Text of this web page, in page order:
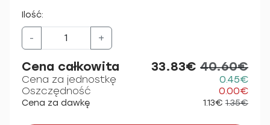
Ilość:
- +
Cena całkowita 33.83€ 40.60€
Cena za jednostkę
0.45€
Oszczędność
0.00€
Cena za dawkę 1.13€ 1.35€